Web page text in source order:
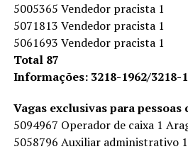
5005365 Vendedor pracista 1
5071813 Vendedor pracista 1
5061693 Vendedor pracista 1
Total 87
Informações: 3218-1962/3218-
Vagas exclusivas para pessoas
5094967 Operador de caixa 1
5058796 Auxiliar administrativo